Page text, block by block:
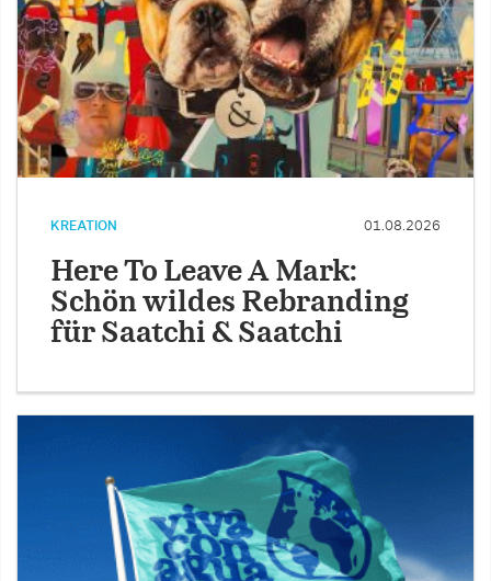
KREATION 01.08.2026
Here To Leave A Mark:
Schön wildes Rebranding
für Saatchi & Saatchi